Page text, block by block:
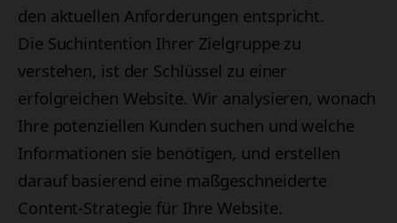
den aktuellen Anforderungen entspricht.
Die Suchintention Ihrer Zielgruppe zu
verstehen, ist der Schlüssel zu einer
erfolgreichen Website. Wir analysieren, wonach
Ihre potenziellen Kunden suchen und welche
Informationen sie benötigen, und erstellen
darauf basierend eine maßgeschneiderte
Content-Strategie für Ihre Website.